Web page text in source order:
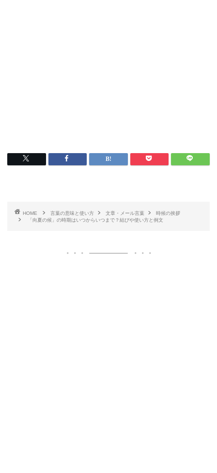
HOME 言葉の意味と使い方 文章・メール言葉
時候の挨拶
「向夏の候」の時期はいつからいつまで？結びや使い方と例文